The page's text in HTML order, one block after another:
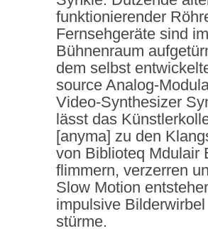
funktionierender
Fernsehgeräte sind im
Bühnenraum
dem selbst
source Analog-
Video-Synthesizer
lässt das
[anyma] zu den
von Biblioteq Mdulair
flimmern, verzerren
Slow Motion
impulsive
stürme.